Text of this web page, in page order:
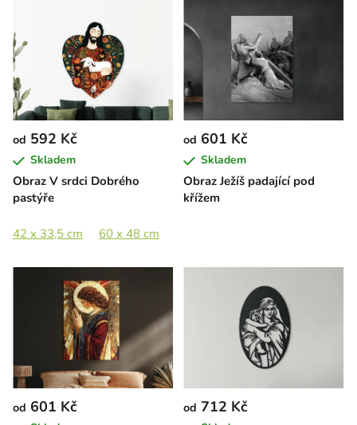
Obraz V srdci Dobrého
pastýře
od 592 Kč
Skladem
42 x 33,5 cm 60 x 48 cm
Obraz Ježíš padající pod
křížem
od 601 Kč
Skladem
od 601 Kč od 712 Kč